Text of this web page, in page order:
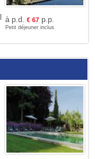
à p.d. € 67p.p.
Petit déjeuner inclus